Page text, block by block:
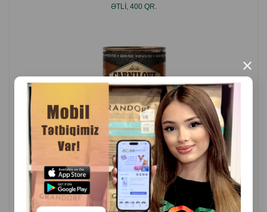
×
ƏTLI, 400 QR.
( Rəylər)
Çəki Qiymət
Almaq
1 ədəd
11.00